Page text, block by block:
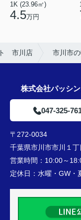
1K (23.96㎡)
4.5万円
ト 市川店 市川市
株式会社パッシ
047-325-
〒272-0034
千葉県市川市市川１
営業時間： 10:00～
定休日： 水曜・GW・